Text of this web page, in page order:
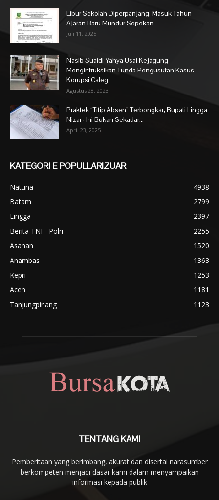
Libur Sekolah Diperpanjang, Masuk Tahun
Ajaran Baru Mundur Sepekan
Juli 11, 2025
Nasib Suaidi Yahya Usai Kejagung
Mengintruksikan Tunda Pengusutan Kasus
Korupsi Caleg
Agustus 28, 2023
Praktek “Titip Absen” Terbongkar, Bupati Lingga
Nizar : Ini Bukan Sekadar...
April 23, 2025
KATEGORI E POPULLARIZUAR
Natuna
4938
Batam
2799
Lingga
2397
Berita TNI - Polri
2255
Asahan
1520
Anambas
1363
Kepri
1253
Aceh
1181
Tanjungpinang
1123
TENTANG KAMI
Pemberitaan yang berimbang, akurat dan disertai narasumber
berkompeten menjadi dasar kami dalam menyampaikan
informasi kepada publik